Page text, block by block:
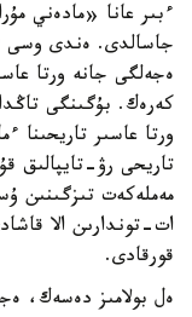
ءبىر عانا «مادەني
جاسالدى. ەندى وسى
ەجەلگى جانە ورتا
كەرەك. بۇگىنگى
ورتا عاسىر تاريحىنا
تاريحى رۋ-تايپالىق
مەملەكەت تىزگىنىن
ات-توندارىن الا
قورقادى.
ەل بولامىز دەسەك،